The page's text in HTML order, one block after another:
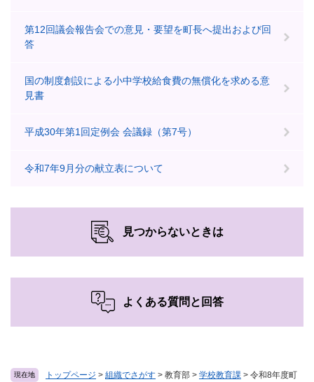
現在地 トップページ > 組織でさがす > 教育部 > 学校教育課 > 令和8年度町
第12回議会報告会での意見・要望を町長へ提出および回
答
国の制度創設による小中学校給食費の無償化を求める意
見書
平成30年第1回定例会 会議録（第7号）
令和7年9月分の献立表について
見つからないときは
よくある質問と回答